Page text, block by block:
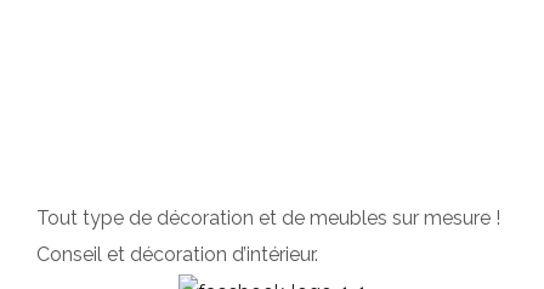
Tout type de décoration et de meubles sur mesure !
Conseil et décoration d’intérieur.